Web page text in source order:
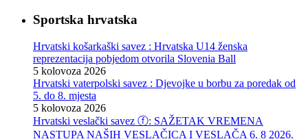
Sportska hrvatska
Hrvatski košarkaški savez : Hrvatska U14 ženska
reprezentacija pobjedom otvorila Slovenia Ball
5 kolovoza 2026
Hrvatski vaterpolski savez : Djevojke u borbu za poredak od
5. do 8. mjesta
5 kolovoza 2026
Hrvatski veslački savez ⓕ: SAŽETAK VREMENA
NASTUPA NAŠIH VESLAČICA I VESLAČA 6. 8 2026.